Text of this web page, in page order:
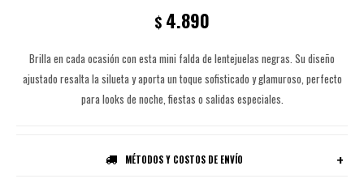
$ 4.890
Brilla en cada ocasión con esta mini falda de lentejuelas negras. Su diseño
ajustado resalta la silueta y aporta un toque sofisticado y glamuroso, perfecto
para looks de noche, fiestas o salidas especiales.
MÉTODOS Y COSTOS DE ENVÍO